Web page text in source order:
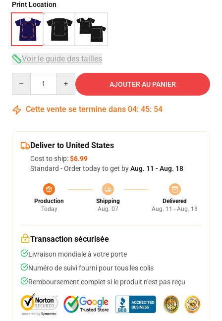
Print Location
Voir le guide des tailles
AJOUTER AU PANIER
Cette vente se termine dans 04: 45: 54
Deliver to United States
Cost to ship:$6.99
Standard - Order today to get byAug. 11 - Aug. 18
Production
Today
Shipping
Aug. 07
Delivered
Aug. 11 - Aug. 18
Transaction sécurisée
Livraison mondiale à votre porte
Numéro de suivi fourni pour tous les colis
Remboursement complet si le produit n'est pas reçu